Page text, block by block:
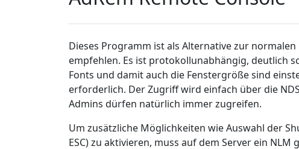
Dieses Programm ist als Alternative zur normalen
empfehlen. Es ist protokollunabhängig, deutlich
Fonts und damit auch die Fenstergröße sind
erforderlich. Der Zugriff wird einfach über die
Admins dürfen natürlich immer zugreifen.
Um zusätzliche Möglichkeiten wie Auswahl der
ESC) zu aktivieren, muss auf dem Server ein